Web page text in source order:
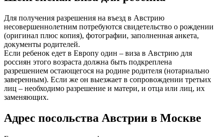
Для получения разрешения на въезд в Австрию
несовершеннолетним потребуются свидетельство о рождении
(оригинал плюс копия), фотографии, заполненная анкета,
документы родителей.
Если ребенок едет в Европу один – виза в Австрию для
россиян этого возраста должна быть подкреплена
разрешением остающегося на родине родителя (нотариально
заверенным). Если же он выезжает в сопровождении третьих
лиц – необходимо разрешение и матери, и отца или лиц, их
заменяющих.
Адрес посольства Австрии в Москве